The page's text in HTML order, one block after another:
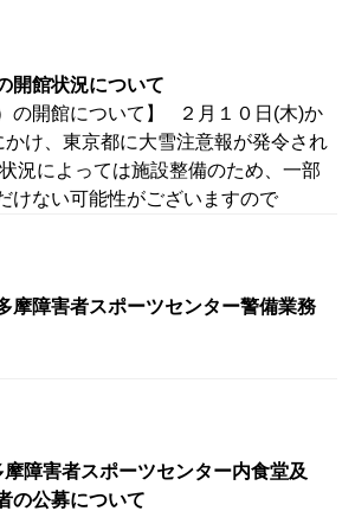
開館状況について
の開館について】 ２月１０日(木)か
かけ、東京都に大雪注意報が発令され
況によっては施設整備のため、一部
けない可能性がございますので
摩障害者スポーツセンター警備業務
障害者スポーツセンター内食堂及
の公募について